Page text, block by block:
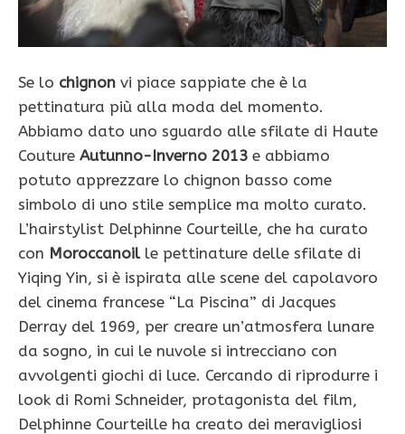
Se lo chignon vi piace sappiate che è la
pettinatura più alla moda del momento.
Abbiamo dato uno sguardo alle sfilate di Haute
Couture Autunno-Inverno 2013 e abbiamo
potuto apprezzare lo chignon basso come
simbolo di uno stile semplice ma molto curato.
L’hairstylist Delphinne Courteille, che ha curato
con Moroccanoil le pettinature delle sfilate di
Yiqing Yin, si è ispirata alle scene del capolavoro
del cinema francese “La Piscina” di Jacques
Derray del 1969, per creare un’atmosfera lunare
da sogno, in cui le nuvole si intrecciano con
avvolgenti giochi di luce. Cercando di riprodurre i
look di Romi Schneider, protagonista del film,
Delphinne Courteille ha creato dei meravigliosi